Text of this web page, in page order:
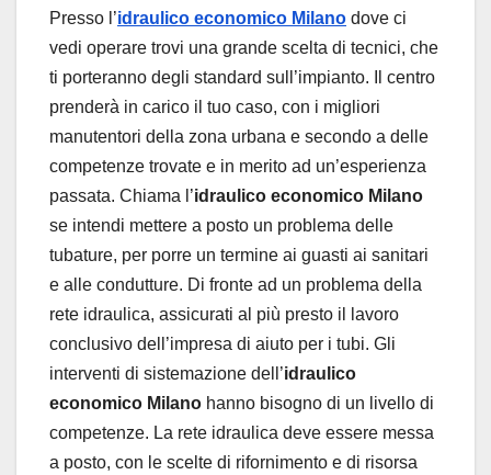
Presso l’idraulico economico Milano dove ci
vedi operare trovi una grande scelta di tecnici, che
ti porteranno degli standard sull’impianto. Il centro
prenderà in carico il tuo caso, con i migliori
manutentori della zona urbana e secondo a delle
competenze trovate e in merito ad un’esperienza
passata. Chiama l’idraulico economico Milano
se intendi mettere a posto un problema delle
tubature, per porre un termine ai guasti ai sanitari
e alle condutture. Di fronte ad un problema della
rete idraulica, assicurati al più presto il lavoro
conclusivo dell’impresa di aiuto per i tubi. Gli
interventi di sistemazione dell’idraulico
economico Milano hanno bisogno di un livello di
competenze. La rete idraulica deve essere messa
a posto, con le scelte di rifornimento e di risorsa